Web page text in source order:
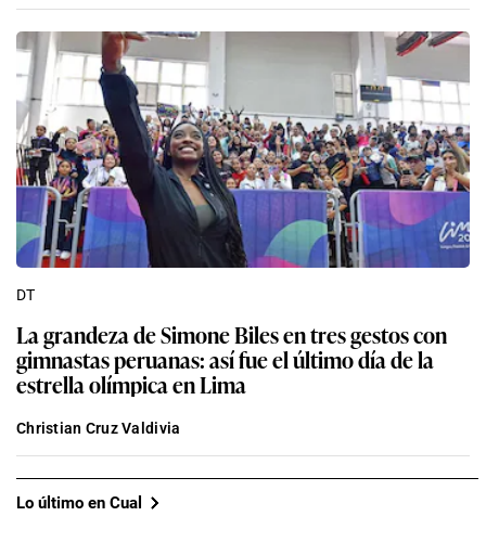
DT
La grandeza de Simone Biles en tres gestos con
gimnastas peruanas: así fue el último día de la
estrella olímpica en Lima
Christian Cruz Valdivia
Lo último en Cual